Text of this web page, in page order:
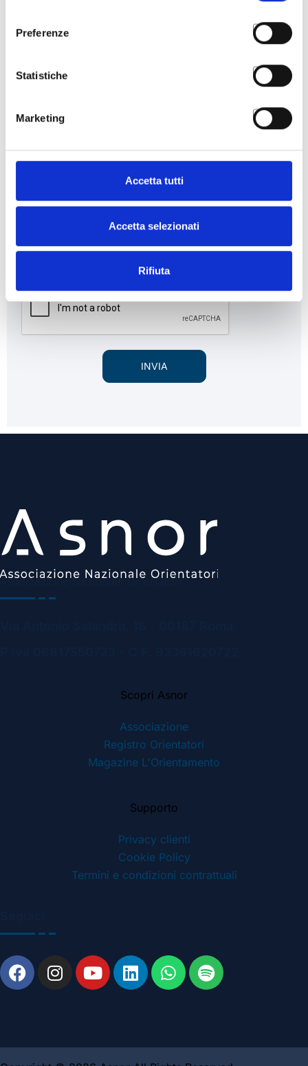
Preferenze
Statistiche
Marketing
Accetta tutti
Accetta selezionati
Rifiuta
Ho letto e compresol'informativaresa ai sensi del Reg. EU
2016/679 e autorizzo il trattamento dei miei dati personali per la
INVIA
Associazione Nazionale Orientatori
Scopri Asnor
Associazione
Registro Orientatori
Magazine L'Orientamento
Supporto
Privacy clienti
Cookie Policy
Termini e condizioni contrattuali